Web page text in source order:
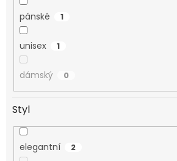
pánské 1
unisex 1
dámský 0
Styl
elegantní 2